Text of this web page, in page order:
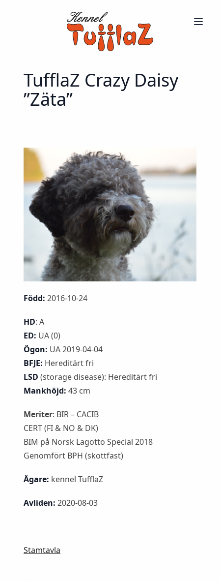
TufflaZ Crazy Daisy
”Zäta”
Född: 2016-10-24
HD: A
ED: UA (0)
Ögon: UA 2019-04-04
BFJE: Hereditärt fri
LSD (storage disease): Hereditärt fri
Mankhöjd: 43 cm
Meriter: BIR – CACIB
CERT (FI & NO & DK)
BIM på Norsk Lagotto Special 2018
Genomfört BPH (skottfast)
Ägare: kennel TufflaZ
Avliden: 2020-08-03
Stamtavla